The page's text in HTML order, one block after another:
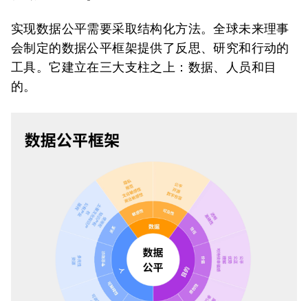
实现数据公平需要采取结构化方法。全球未来理事
会制定的数据公平框架提供了反思、研究和行动的
工具。它建立在三大支柱之上：数据、人员和目
的。